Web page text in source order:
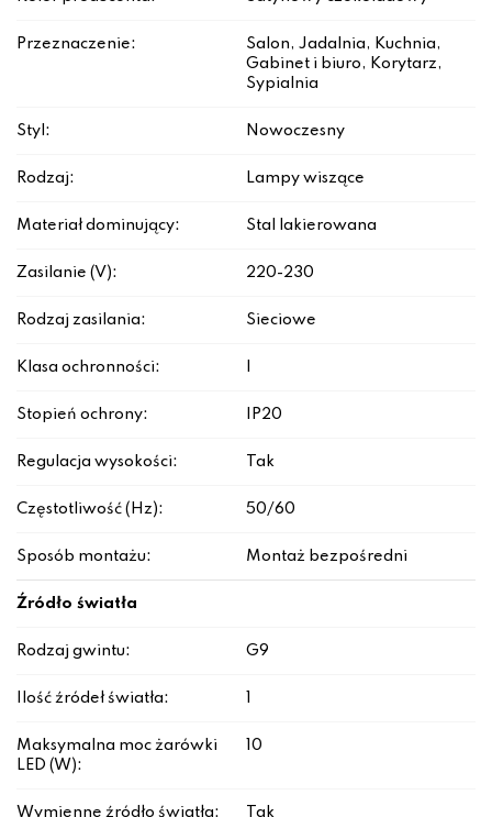
Przeznaczenie:
Salon, Jadalnia, Kuchnia,
Gabinet i biuro, Korytarz,
Sypialnia
Styl: Nowoczesny
Rodzaj: Lampy wiszące
Materiał dominujący: Stal lakierowana
Zasilanie (V): 220-230
Rodzaj zasilania: Sieciowe
Klasa ochronności:
Stopień ochrony: IP20
Regulacja wysokości: Tak
Częstotliwość (Hz): 50/60
Sposób montażu: Montaż bezpośredni
Źródło światła
Rodzaj gwintu: G9
Ilość źródeł światła:
Maksymalna moc żarówki
LED (W):
10
Wymienne źródło światła: Tak